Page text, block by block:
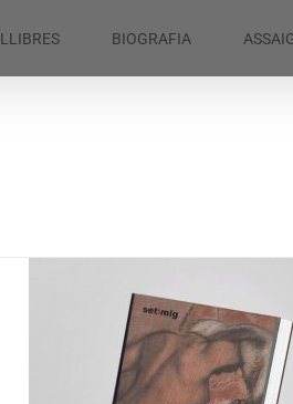
LLIBRES BIOGRAFIA